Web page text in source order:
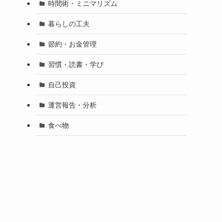
時間術・ミニマリズム
暮らしの工夫
節約・お金管理
習慣・読書・学び
自己投資
運営報告・分析
食べ物